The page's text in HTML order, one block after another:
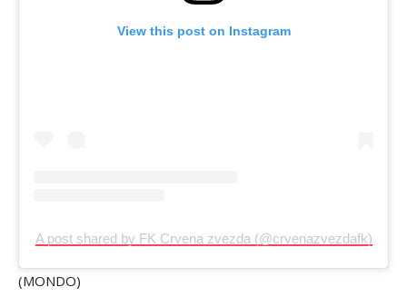
View this post on Instagram
A post shared by FK Crvena zvezda (@crvenazvezdafk)
(MONDO)